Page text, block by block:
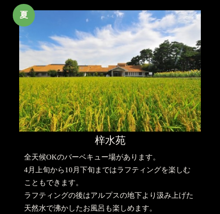
夏
梓水苑
全天候OKのバーベキュー場があります。
4月上旬から10月下旬まではラフティングを楽しむ
こともできます。
ラフティングの後はアルプスの地下より汲み上げた
天然水で沸かしたお風呂も楽しめます。